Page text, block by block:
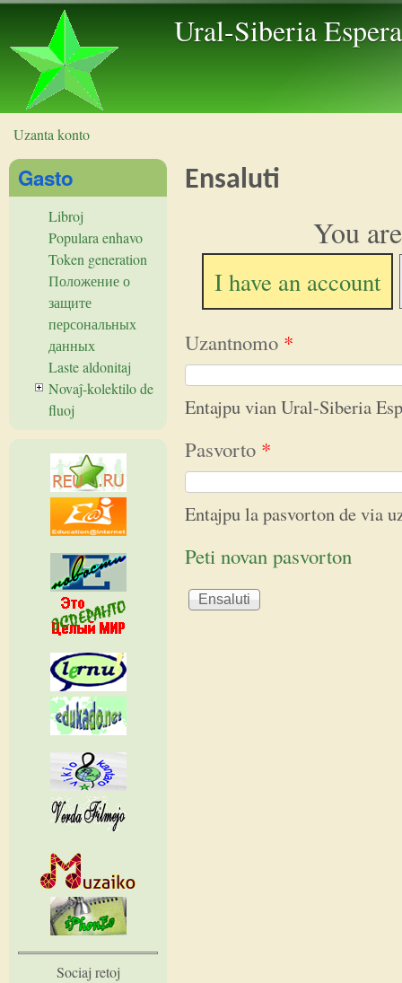
Ural-Siberia
Vi estas ĉi tie
Uzanta konto
Ensaluti
You
I have an account
Uzantnomo *
Entajpu vian Ural-Siberia
Pasvorto *
Entajpu la pasvorton de via
Peti novan pasvorton
Gasto
Libroj
Populara enhavo
Token generation
Положение о
защите
персональных
данных
Laste aldonitaj
Novaĵ-kolektilo de
fluoj
Sociaj retoj